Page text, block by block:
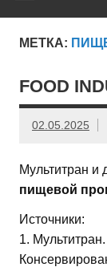
МЕТКА:
FOOD
02.05.2025
Мультитран и
пищевой
Источники:
1.